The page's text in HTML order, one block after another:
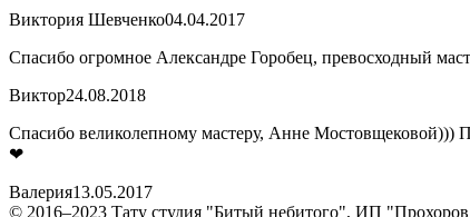
Виктория Шевченко04.04.2017
Спасибо огромное Александре Горобец, превосходный
Виктор24.08.2018
Спасибо великолепному мастеру, Анне Мостовщековой)))
❤
Валерия13.05.2017
© 2016–2023 Тату студия "Битый небитого", ИП